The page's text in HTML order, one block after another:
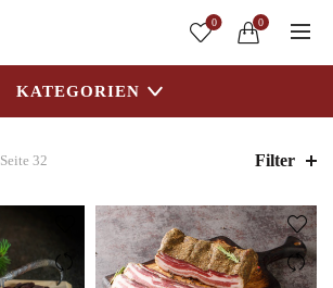
0 0
KATEGORIEN
Seite 32 Filter